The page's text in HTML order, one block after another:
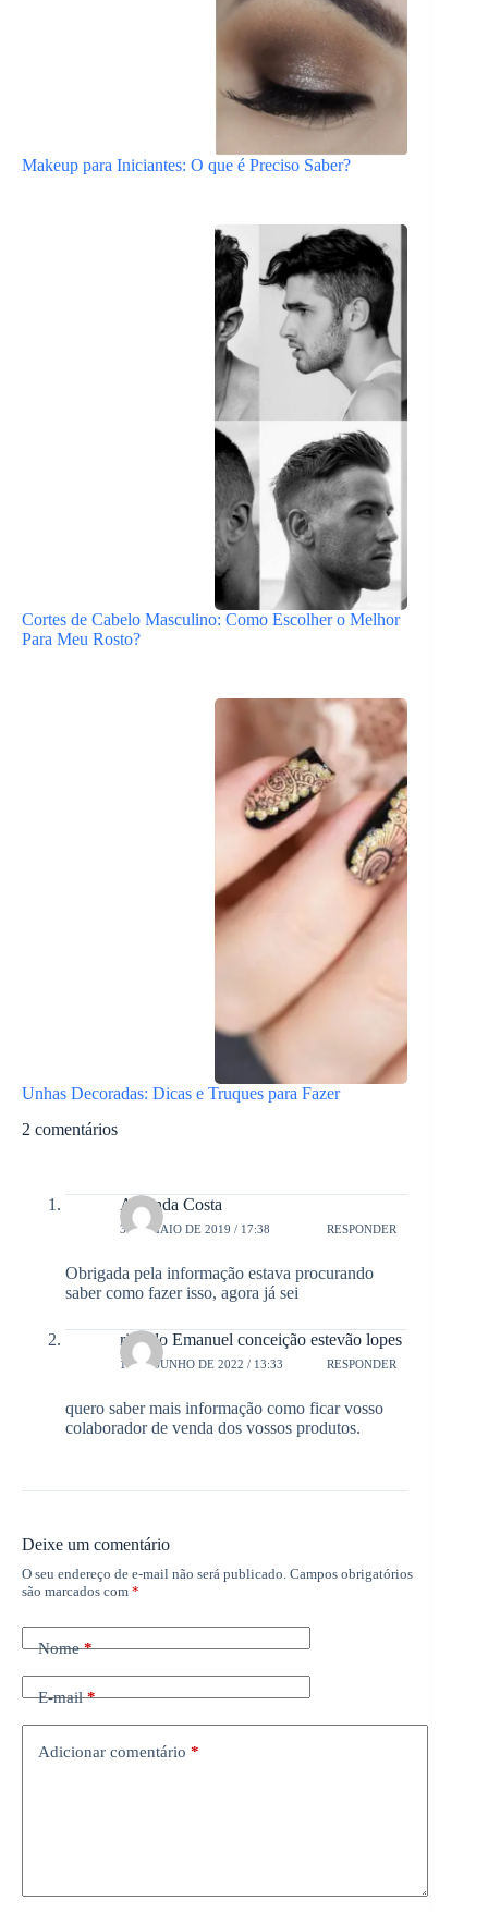
Makeup para Iniciantes: O que é Preciso Saber?
Cortes de Cabelo Masculino: Como Escolher o Melhor
Para Meu Rosto?
Unhas Decoradas: Dicas e Truques para Fazer
2 comentários
Amanda Costa
3 DE MAIO DE 2019 / 17:38 RESPONDER
Obrigada pela informação estava procurando
saber como fazer isso, agora já sei
ricardo Emanuel conceição estevão lopes
14 DE JUNHO DE 2022 / 13:33 RESPONDER
quero saber mais informação como ficar vosso
colaborador de venda dos vossos produtos.
Deixe um comentário
O seu endereço de e-mail não será publicado. Campos obrigatórios
são marcados com *
Nome*
E-mail*
Adicionar comentário *